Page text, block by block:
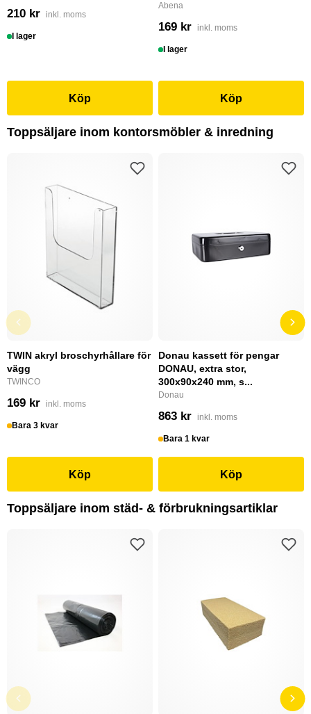
210 kr inkl. moms
I lager
Köp
Abena
169 kr inkl. moms
I lager
Köp
Toppsäljare inom kontorsmöbler & inredning
TWIN akryl broschyrhållare för
vägg
TWINCO
169 kr inkl. moms
Bara 3 kvar
Köp
Donau kassett för pengar
DONAU, extra stor,
300x90x240 mm, s...
Donau
863 kr inkl. moms
Bara 1 kvar
Köp
Toppsäljare inom städ- & förbrukningsartiklar